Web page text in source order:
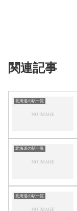
関連記事
北海道の駅一覧
北海道の駅一覧
北海道の駅一覧